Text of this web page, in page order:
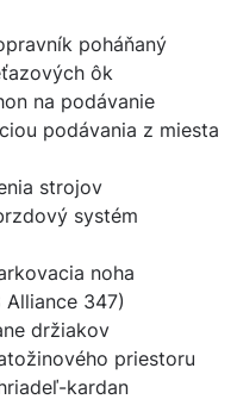
poháňaný
ôk
na podávanie
podávania z miesta
strojov
systém
noha
347)
držiakov
priestoru
kardan